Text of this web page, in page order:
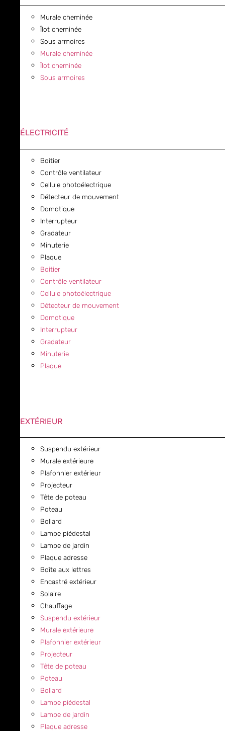
Murale cheminée
Îlot cheminée
Sous armoires
Murale cheminée
Îlot cheminée
Sous armoires
ÉLECTRICITÉ
Boitier
Contrôle ventilateur
Cellule photoélectrique
Détecteur de mouvement
Domotique
Interrupteur
Gradateur
Minuterie
Plaque
Boitier
Contrôle ventilateur
Cellule photoélectrique
Détecteur de mouvement
Domotique
Interrupteur
Gradateur
Minuterie
Plaque
EXTÉRIEUR
Suspendu extérieur
Murale extérieure
Plafonnier extérieur
Projecteur
Tête de poteau
Poteau
Bollard
Lampe piédestal
Lampe de jardin
Plaque adresse
Boîte aux lettres
Encastré extérieur
Solaire
Chauffage
Suspendu extérieur
Murale extérieure
Plafonnier extérieur
Projecteur
Tête de poteau
Poteau
Bollard
Lampe piédestal
Lampe de jardin
Plaque adresse